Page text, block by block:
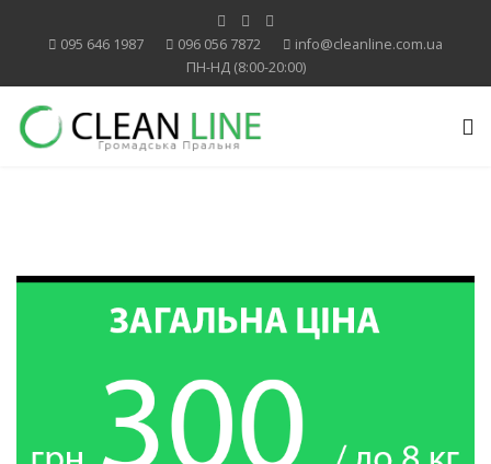
095 646 1987 096 056 7872
info@cleanline.com.ua
ПН-НД (8:00-20:00)